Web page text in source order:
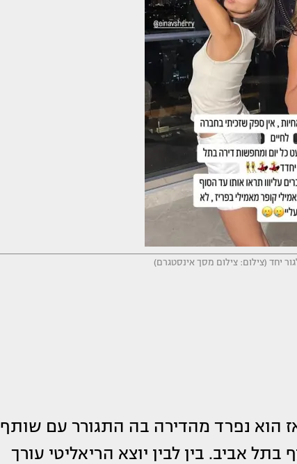
יחד (צילום: צילום מסך אינסטגרם)
הוא נפרד מהדירה בה התגורר עם שותף
אביב. בין לבין יוצא הריאליטי עורך